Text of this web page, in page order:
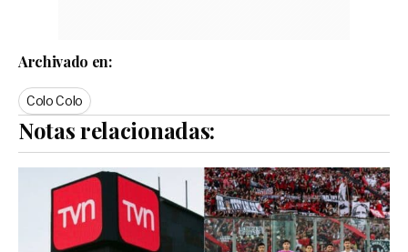
Archivado en:
Colo Colo
Notas relacionadas: